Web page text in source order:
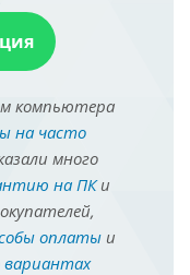
компьютера
на часто
много
на ПКи
оплатыи
вариантах